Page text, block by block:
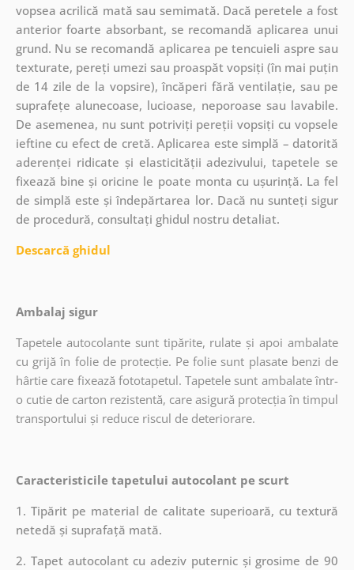
vopsea acrilică mată sau semimată. Dacă peretele a fost
anterior foarte absorbant, se recomandă aplicarea unui
grund. Nu se recomandă aplicarea pe tencuieli aspre sau
texturate, pereți umezi sau proaspăt vopsiți (în mai puțin
de 14 zile de la vopsire), încăperi fără ventilație, sau pe
suprafețe alunecoase, lucioase, neporoase sau lavabile.
De asemenea, nu sunt potriviți pereții vopsiți cu vopsele
ieftine cu efect de cretă. Aplicarea este simplă – datorită
aderenței ridicate și elasticității adezivului, tapetele se
fixează bine și oricine le poate monta cu ușurință. La fel
de simplă este și îndepărtarea lor. Dacă nu sunteți sigur
de procedură, consultați ghidul nostru detaliat.
Descarcă ghidul
Ambalaj sigur
Tapetele autocolante sunt tipărite, rulate și apoi ambalate
cu grijă în folie de protecție. Pe folie sunt plasate benzi de
hârtie care fixează fototapetul. Tapetele sunt ambalate într-
o cutie de carton rezistentă, care asigură protecția în timpul
transportului și reduce riscul de deteriorare.
Caracteristicile tapetului autocolant pe scurt
1. Tipărit pe material de calitate superioară, cu textură
netedă și suprafață mată.
2. Tapet autocolant cu adeziv puternic și grosime de 90